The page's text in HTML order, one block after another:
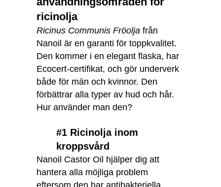
ricinolja
Ricinus Communis Fröolja från
Nanoil är en garanti för toppkvalitet.
Den kommer i en elegant flaska, har
Ecocert-certifikat, och gör underverk
både för män och kvinnor. Den
förbättrar alla typer av hud och hår.
Hur använder man den?
#1 Ricinolja inom
kroppsvård
Nanoil Castor Oil hjälper dig att
hantera alla möjliga problem
eftersom den har antibakteriella,